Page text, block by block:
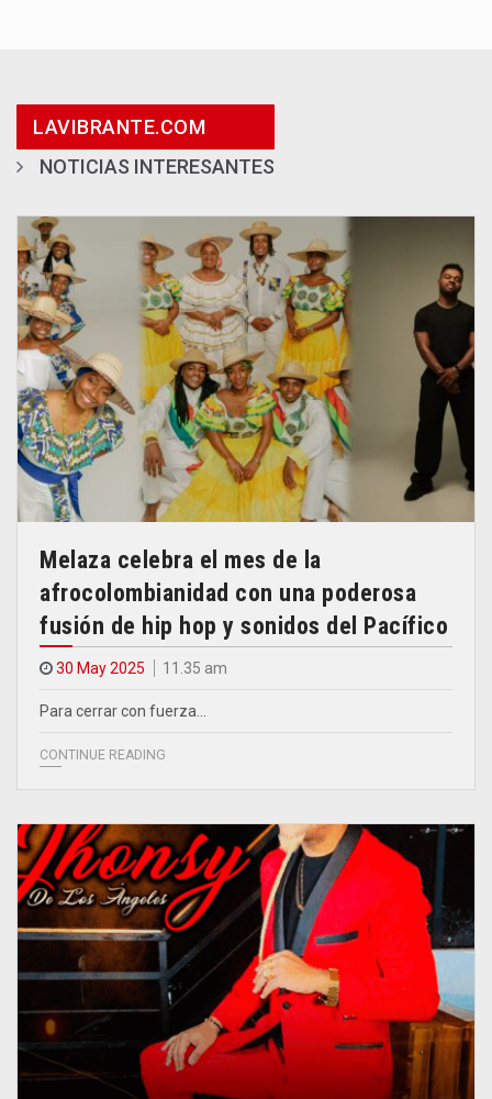
LAVIBRANTE.COM
NOTICIAS INTERESANTES
Melaza celebra el mes de la
afrocolombianidad con una poderosa
fusión de hip hop y sonidos del Pacífico
30 May 2025 11.35 am
Para cerrar con fuerza…
CONTINUE READING